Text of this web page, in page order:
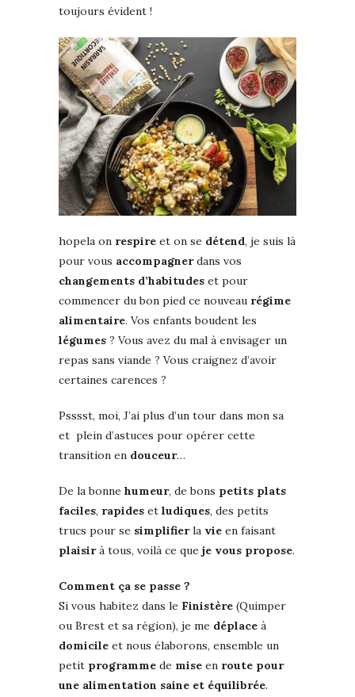
toujours évident !
hopela on respire et on se détend, je suis là
pour vous accompagnerdans vos
changements d’habitudes et pour
commencer du bon pied ce nouveau régime
alimentaire. Vos enfants boudent les
légumes ? Vous avez du mal à envisager un
repas sans viande ? Vous craignez d’avoir
certaines carences ?
Psssst, moi, J’ai plus d’un tour dans mon sa
et plein d’astuces pour opérer cette
transition en douceur…
De la bonne humeur, de bons petits plats
faciles, rapides et ludiques, des petits
trucs pour se simplifierla vie en faisant
plaisirà tous, voilà ce que je vous propose.
Comment ça se passe ?
Si vous habitez dans le Finistère (Quimper
ou Brest et sa région), je me déplace à
domicile et nous élaborons, ensemble un
petit programme de mise en route pour
une alimentation saine et équilibrée.